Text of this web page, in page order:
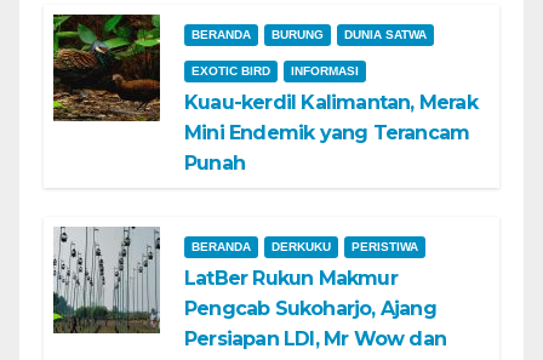
BERANDA BURUNG DUNIA SATWA
EXOTIC BIRD INFORMASI
Kuau-kerdil Kalimantan, Merak
Mini Endemik yang Terancam
Punah
BERANDA DERKUKU PERISTIWA
LatBer Rukun Makmur
Pengcab Sukoharjo, Ajang
Persiapan LDI, Mr Wow dan